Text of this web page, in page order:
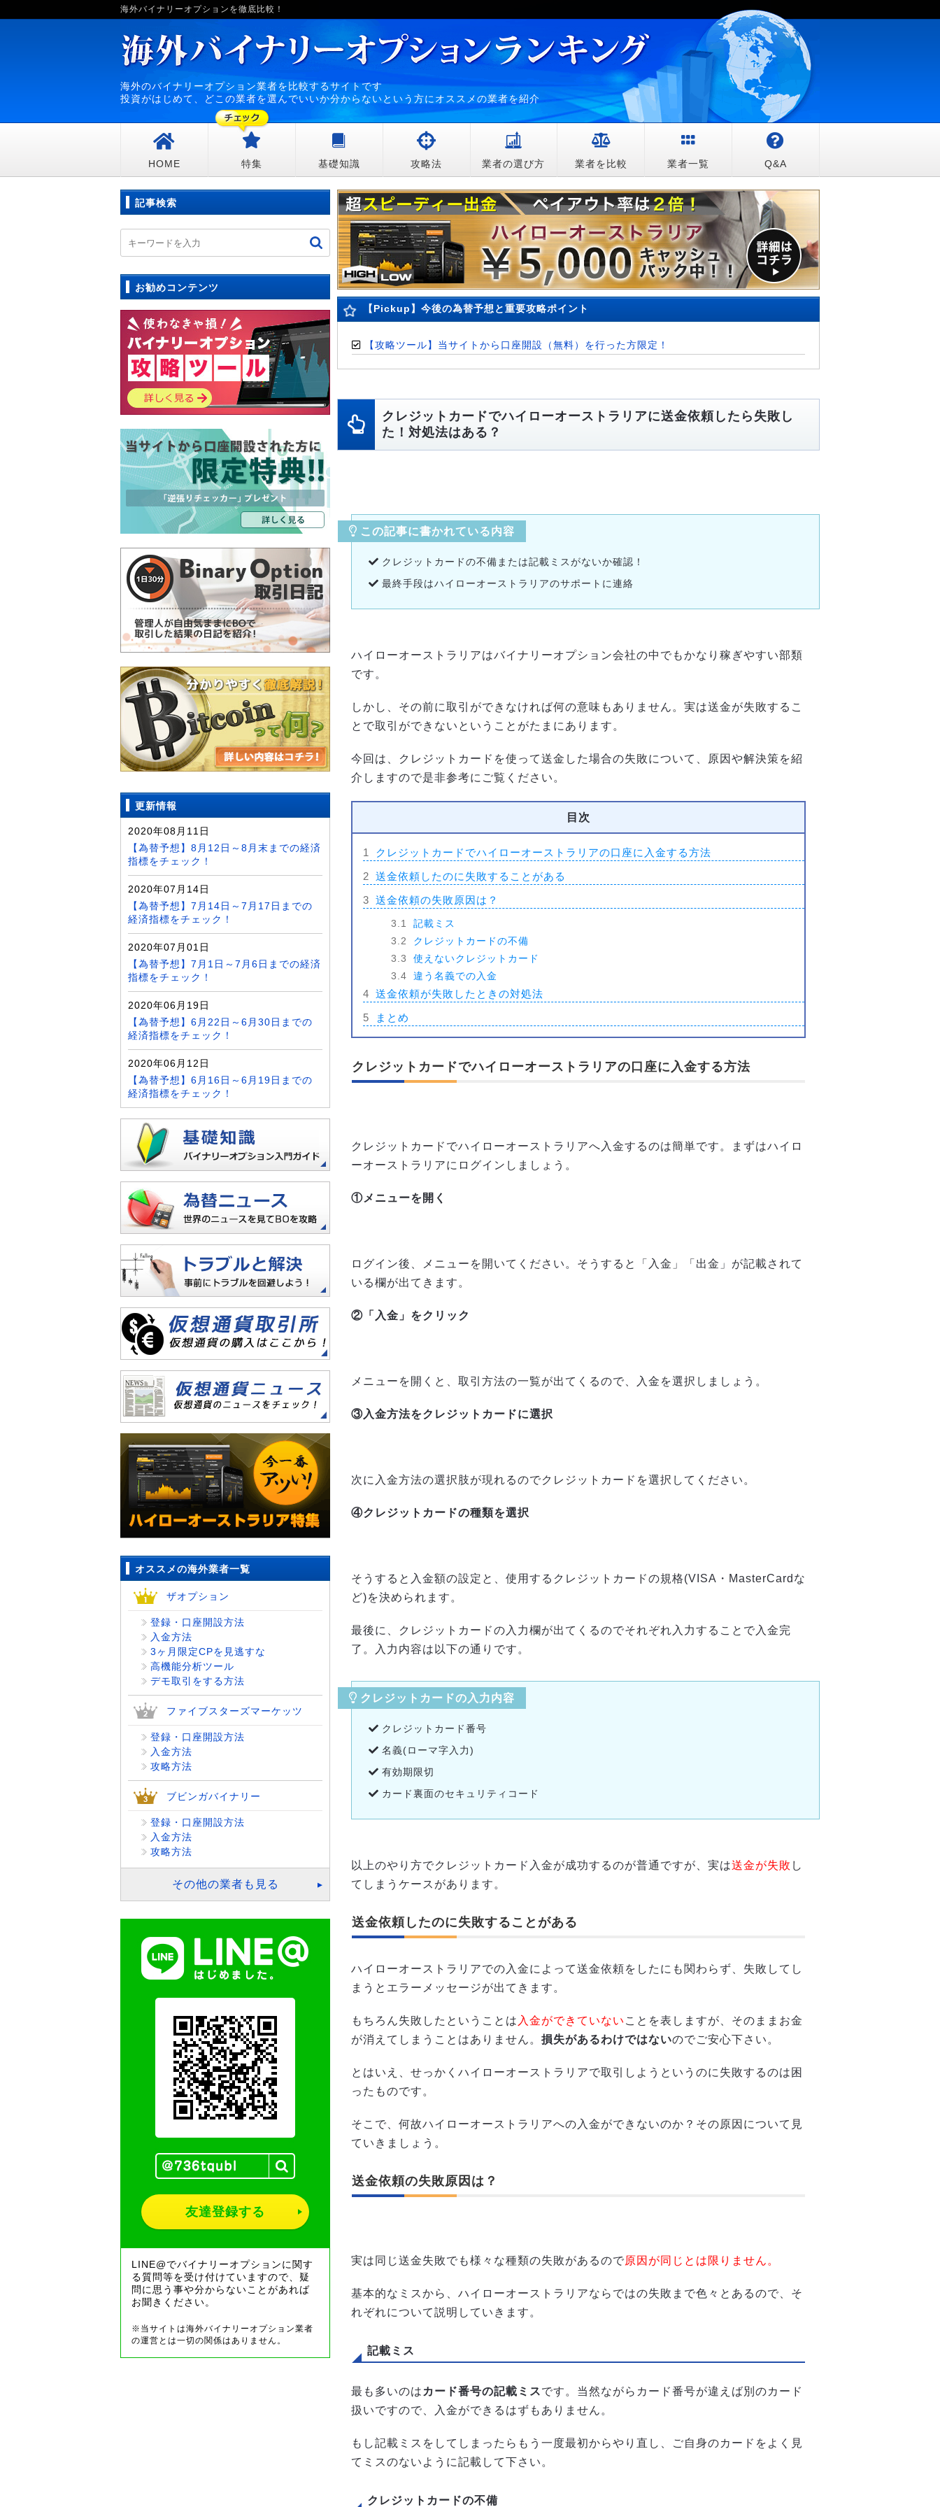
海外バイナリーオプションを徹底比較！
海外のバイナリーオプション業者を比較するサイトです
投資がはじめて、どこの業者を選んでいいか分からないという方にオススメの業者を紹介
HOME 特集 基礎知識 攻略法 業者の選び方 業者を比較 業者一覧 Q&A
【Pickup】今後の為替予想と重要攻略ポイント
【攻略ツール】当サイトから口座開設（無料）を行った方限定！
クレジットカードでハイローオーストラリアに送金依頼したら失敗し
た！対処法はある？
この記事に書かれている内容
クレジットカードの不備または記載ミスがないか確認！
最終手段はハイローオーストラリアのサポートに連絡
ハイローオーストラリアはバイナリーオプション会社の中でもかなり稼ぎやすい部類
です。
しかし、その前に取引ができなければ何の意味もありません。実は送金が失敗するこ
とで取引ができないということがたまにあります。
今回は、クレジットカードを使って送金した場合の失敗について、原因や解決策を紹
介しますので是非参考にご覧ください。
目次
1
クレジットカードでハイローオーストラリアの口座に入金する方法
2 送金依頼したのに失敗することがある
3 送金依頼の失敗原因は？
3.1
記載ミス
3.2
クレジットカードの不備
3.3
使えないクレジットカード
3.4
違う名義での入金
4 送金依頼が失敗したときの対処法
5
まとめ
クレジットカードでハイローオーストラリアの口座に入金する方法
クレジットカードでハイローオーストラリアへ入金するのは簡単です。まずはハイロ
ーオーストラリアにログインしましょう。
①メニューを開く
ログイン後、メニューを開いてください。そうすると「入金」「出金」が記載されて
いる欄が出てきます。
②「入金」をクリック
メニューを開くと、取引方法の一覧が出てくるので、入金を選択しましょう。
③入金方法をクレジットカードに選択
次に入金方法の選択肢が現れるのでクレジットカードを選択してください。
④クレジットカードの種類を選択
そうすると入金額の設定と、使用するクレジットカードの規格(VISA・MasterCardな
ど)を決められます。
最後に、クレジットカードの入力欄が出てくるのでそれぞれ入力することで入金完
了。入力内容は以下の通りです。
クレジットカードの入力内容
クレジットカード番号
名義(ローマ字入力)
有効期限切
カード裏面のセキュリティコード
以上のやり方でクレジットカード入金が成功するのが普通ですが、実は送金が失敗 し
てしまうケースがあります。
送金依頼したのに失敗することがある
ハイローオーストラリアでの入金によって送金依頼をしたにも関わらず、失敗してし
まうとエラーメッセージが出てきます。
もちろん失敗したということは 入金ができていない ことを表しますが、そのままお金
が消えてしまうことはありません。 損失があるわけではないのでご安心下さい。
とはいえ、せっかくハイローオーストラリアで取引しようというのに失敗するのは困
ったものです。
そこで、何故ハイローオーストラリアへの入金ができないのか？その原因について見
ていきましょう。
送金依頼の失敗原因は？
実は同じ送金失敗でも様々な種類の失敗があるので原因が同じとは限りません。
基本的なミスから、ハイローオーストラリアならではの失敗まで色々とあるので、そ
れぞれについて説明していきます。
記載ミス
最も多いのは カード番号の記載ミスです。当然ながらカード番号が違えば別のカード
扱いですので、入金ができるはずもありません。
もし記載ミスをしてしまったらもう一度最初からやり直し、ご自身のカードをよく見
てミスのないように記載して下さい。
クレジットカードの不備
記事検索
お勧めコンテンツ
更新情報
2020年08月11日
【為替予想】8月12日～8月末までの経済
指標をチェック！
2020年07月14日
【為替予想】7月14日～7月17日までの
経済指標をチェック！
2020年07月01日
【為替予想】7月1日～7月6日までの経済
指標をチェック！
2020年06月19日
【為替予想】6月22日～6月30日までの
経済指標をチェック！
2020年06月12日
【為替予想】6月16日～6月19日までの
経済指標をチェック！
オススメの海外業者一覧
ザオプション
登録・口座開設方法
入金方法
3ヶ月限定CPを見逃すな
高機能分析ツール
デモ取引をする方法
ファイブスターズマーケッツ
登録・口座開設方法
入金方法
攻略方法
ブビンガバイナリー
登録・口座開設方法
入金方法
攻略方法
その他の業者も見る
友達登録する
LINE@でバイナリーオプションに関す
る質問等を受け付けていますので、疑
問に思う事や分からないことがあれば
お聞きください。
※当サイトは海外バイナリーオプション業者
の運営とは一切の関係はありません。